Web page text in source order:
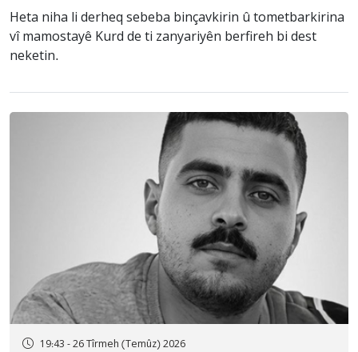
Heta niha li derheq sebeba binçavkirin û tometbarkirina
vî mamostayê Kurd de ti zanyariyên berfireh bi dest
neketin.
19:43 - 26 Tîrmeh (Temûz) 2026